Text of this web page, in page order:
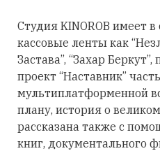
Студия KINOROB имеет
кассовые ленты как
Застава”, “Захар
проект “Наставник”
мультиплатформенной
плану, история о
рассказана также с
книг, документального